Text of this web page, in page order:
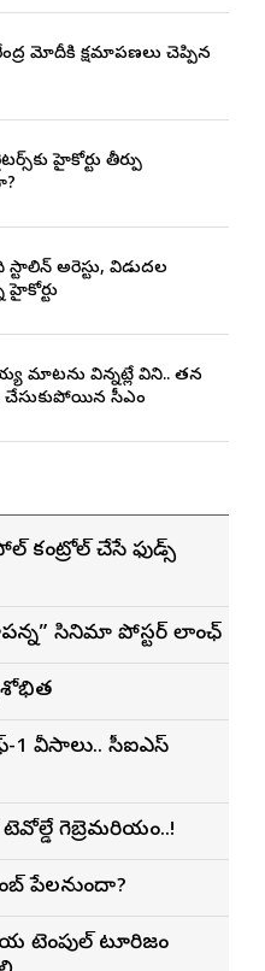
మోదీకి క్షమాపణలు చెప్పిన
హైకోర్టు తీర్పు
అరెస్టు, విడుదల
మాటను విన్నట్లే విని.. తన
సీఎం
కంట్రోల్ చేసే ఫుడ్స్
సినిమా పోస్టర్ లాంఛ్
శోభిత
1 వీసాలు.. సీఐఎస్
గెబ్రెమరియం..!
పేలనుందా?
టెంపుల్ టూరిజం